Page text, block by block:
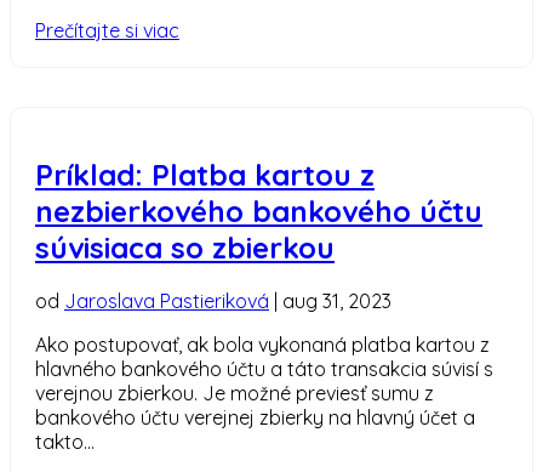
Prečítajte si viac
Príklad: Platba kartou z
nezbierkového bankového účtu
súvisiaca so zbierkou
od Jaroslava Pastieriková
aug 31, 2023
Ako postupovať, ak bola vykonaná platba kartou z
hlavného bankového účtu a táto transakcia súvisí s
verejnou zbierkou. Je možné previesť sumu z
bankového účtu verejnej zbierky na hlavný účet a
takto...